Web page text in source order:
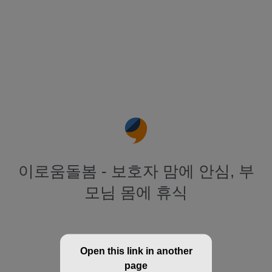
이로움돌봄 - 보호자 맘에 안심, 부
모님 몸에 휴식